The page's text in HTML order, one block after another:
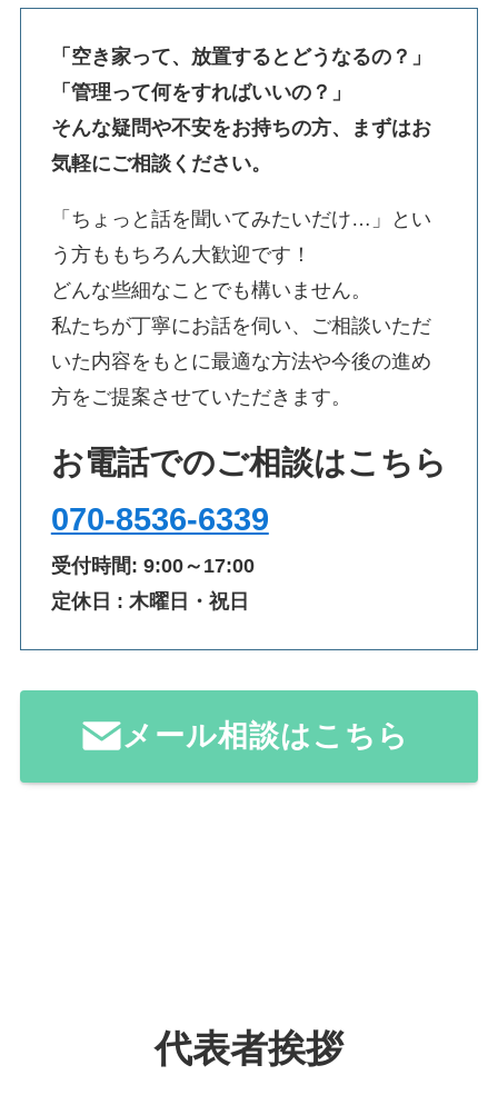
「空き家って、放置するとどうなるの？」
「管理って何をすればいいの？」
そんな疑問や不安をお持ちの方、まずはお
気軽にご相談ください。
「ちょっと話を聞いてみたいだけ…」とい
う方ももちろん大歓迎です！
どんな些細なことでも構いません。
私たちが丁寧にお話を伺い、ご相談いただ
いた内容をもとに最適な方法や今後の進め
方をご提案させていただきます。
お電話でのご相談はこちら
070-8536-6339
受付時間: 9:00～17:00
定休日 : 木曜日・祝日
メール相談はこちら
代表者挨拶